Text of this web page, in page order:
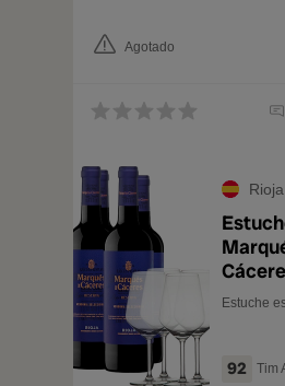
Agotado
Rioja
(x4)
Estuche
92 Tim